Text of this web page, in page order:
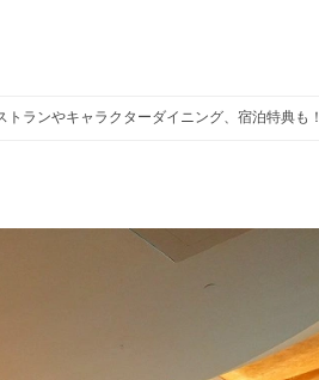
ランやキャラクターダイニング、宿泊特典も！